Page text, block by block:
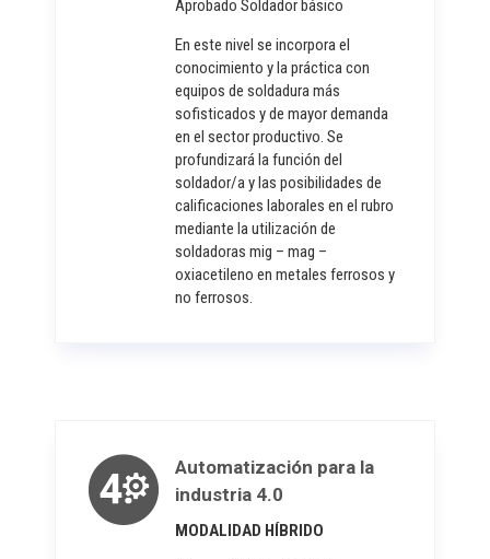
Aprobado Soldador básico
En este nivel se incorpora el
conocimiento y la práctica con
equipos de soldadura más
sofisticados y de mayor demanda
en el sector productivo. Se
profundizará la función del
soldador/a y las posibilidades de
calificaciones laborales en el rubro
mediante la utilización de
soldadoras mig – mag –
oxiacetileno en metales ferrosos y
no ferrosos.
Automatización para la
industria 4.0
MODALIDAD HÍBRIDO